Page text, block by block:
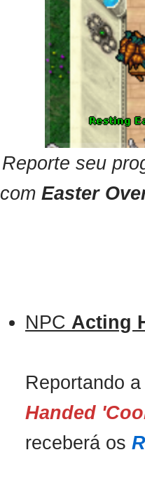
Reporte seu
com Easter
NPC Acting
Reportando
Handed
receberá os